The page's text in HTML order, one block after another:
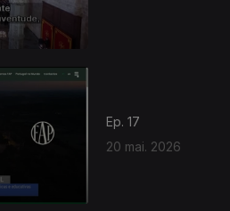
Ep. 17
20 mai. 2026